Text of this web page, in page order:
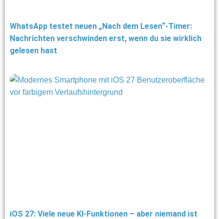
WhatsApp testet neuen „Nach dem Lesen“-Timer:
Nachrichten verschwinden erst, wenn du sie wirklich
gelesen hast
iOS 27: Viele neue KI-Funktionen – aber niemand ist